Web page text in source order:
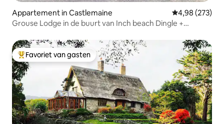
Appartement in Castlemaine Gemiddelde
4,98 (273)
Grouse Lodge in de buurt van Inch beach Dingle +
Topfavoriet van gasten
Favoriet van gasten